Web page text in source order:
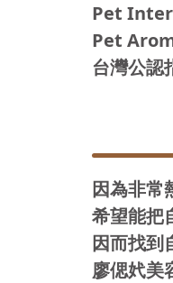
Pet
Pet
因為非常
希望能把
因而找到
廖偲㚤美